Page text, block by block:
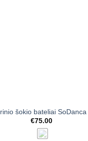
šokio bateliai SoDanca
€75.00